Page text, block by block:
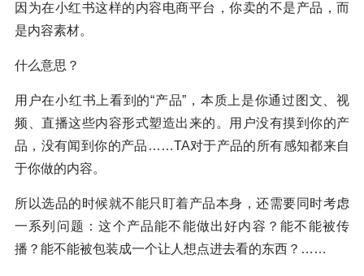
因为在小红书这样的内容电商平台，你卖的不是产品，而
是内容素材。
什么意思？
用户在小红书上看到的“产品”，本质上是你通过图文、视
频、直播这些内容形式塑造出来的。用户没有摸到你的产
品，没有闻到你的产品……TA对于产品的所有感知都来自
于你做的内容。
所以选品的时候就不能只盯着产品本身，还需要同时考虑
一系列问题：这个产品能不能做出好内容？能不能被传
播？能不能被包装成一个让人想点进去看的东西？……